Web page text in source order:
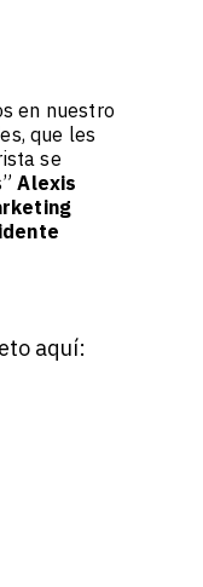
en nuestro
que les
se
Alexis
aquí: